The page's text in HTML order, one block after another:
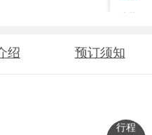
行程
绍 预订须知